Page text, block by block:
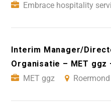
Embrace hospitality
Interim Manager/
Organisatie – MET ggz
MET ggz
Roermond